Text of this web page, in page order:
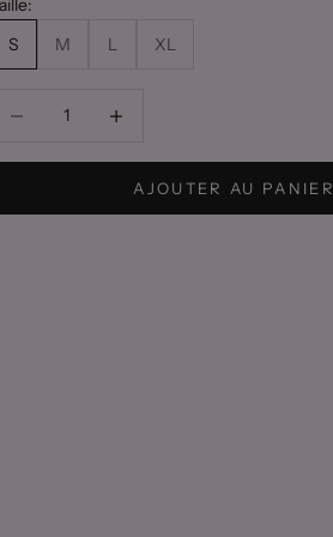
S
M L XL
AJOUTER AU PANIER